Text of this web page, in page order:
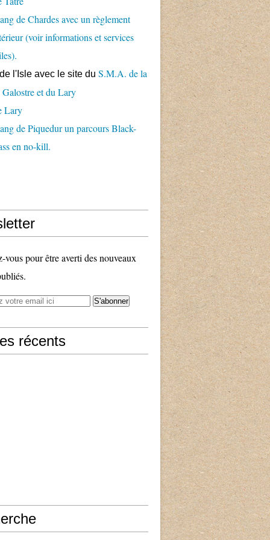
de Chardes avec un règlement
(voir informations et services
l'Isle avec le site du S.M.A. de la
Galostre et du Lary
Lary
de Piquedur un parcours Black-
en no-kill.
vous pour être averti des nouveaux
récents